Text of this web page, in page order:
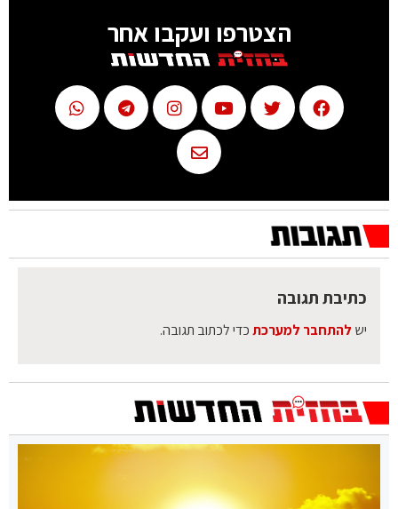
הצטרפו ועקבו אחר
כתיבת תגובה
יש להתחבר למערכתכדי לכתוב תגובה.